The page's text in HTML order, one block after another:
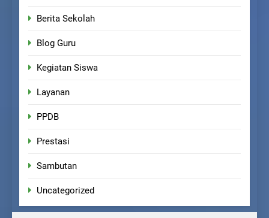
Berita Sekolah
Blog Guru
Kegiatan Siswa
Layanan
PPDB
Prestasi
Sambutan
Uncategorized